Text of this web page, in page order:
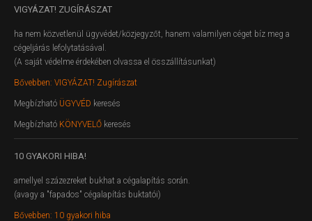
VIGYÁZAT! ZUGÍRÁSZAT
ha nem közvetlenül ügyvédet/közjegyzőt, hanem valamilyen céget bíz meg a
cégeljárás lefolytatásával.
(A saját védelme érdekében olvassa el összállításunkat)
Bővebben: VIGYÁZAT! Zugírászat
Megbízható ÜGYVÉD keresés
Megbízható KÖNYVELŐ keresés
10 GYAKORI HIBA!
amellyel százezreket bukhat a cégalapítás során.
(avagy a "fapados" cégalapítás buktatói)
Bővebben: 10 gyakori hiba